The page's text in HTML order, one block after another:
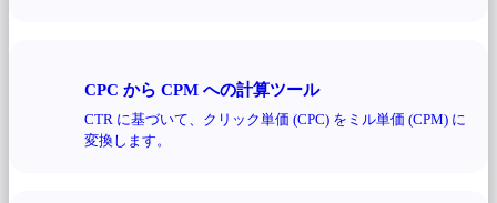
CPC から CPM への計算ツール
CTR に基づいて、クリック単価 (CPC) をミル単価 (CPM) に
変換します。